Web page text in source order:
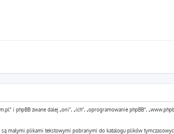
i phpBB zwane dalej „oni”, „ich”, „oprogramowanie phpBB”,
są małymi plikami tekstowymi pobranymi do katalogu plików